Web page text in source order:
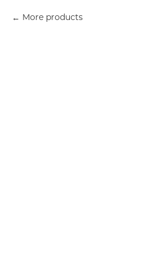
More products